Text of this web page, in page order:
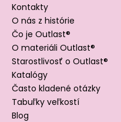
Kontakty
O nás z histórie
Čo je Outlast®
O materiáli Outlast®
Starostlivosť o Outlast®
Katalógy
Často kladené otázky
Tabuľky veľkostí
Blog